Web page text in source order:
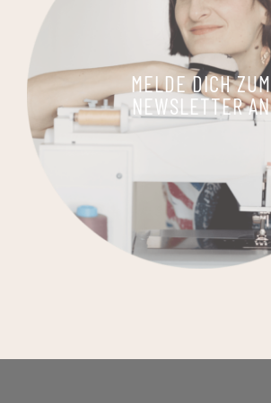
MELDE DICH ZUM
NEWSLETTER AN